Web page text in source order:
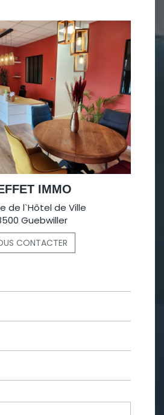
IMMO
de l`Hôtel de Ville
Guebwiller
CONTACTER